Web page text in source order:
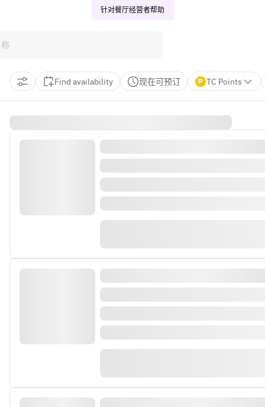
针对餐厅经营者帮助
Find availability 现在可预订 TC Points